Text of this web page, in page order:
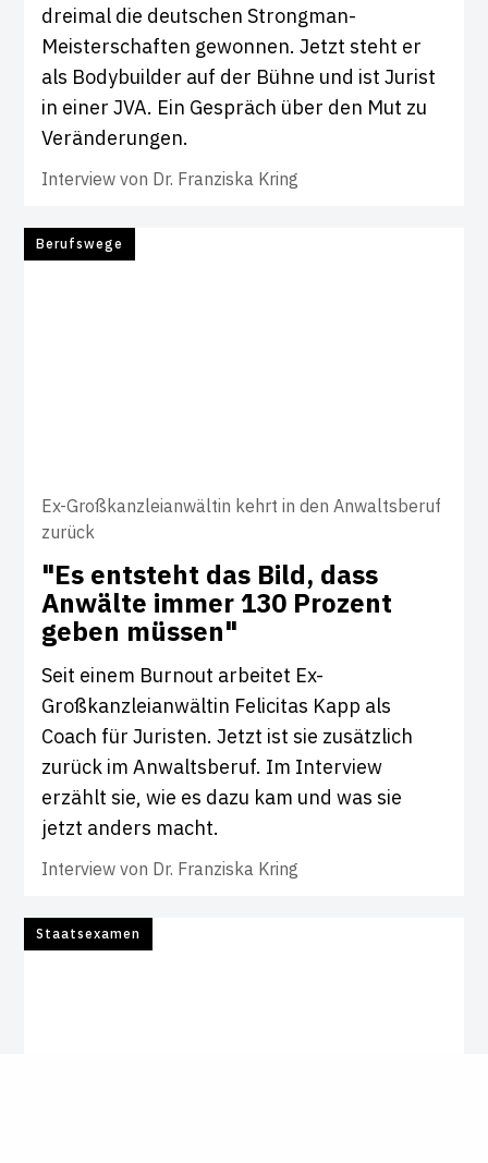
dreimal die deutschen Strongman-
Meisterschaften gewonnen. Jetzt steht er
als Bodybuilder auf der Bühne und ist Jurist
in einer JVA. Ein Gespräch über den Mut zu
Veränderungen.
Interview von Dr. Franziska Kring
Berufswege
Ex-Großkanzleianwältin kehrt in den Anwaltsberuf
zurück
"Es ent­steht das Bild, dass
Anwälte immer 130 Pro­zent
geben müssen"
Seit einem Burnout arbeitet Ex-
Großkanzleianwältin Felicitas Kapp als
Coach für Juristen. Jetzt ist sie zusätzlich
zurück im Anwaltsberuf. Im Interview
erzählt sie, wie es dazu kam und was sie
jetzt anders macht.
Interview von Dr. Franziska Kring
Staatsexamen